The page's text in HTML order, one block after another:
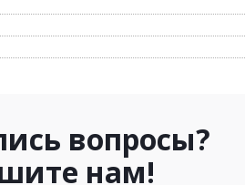
вопросы?
нам!